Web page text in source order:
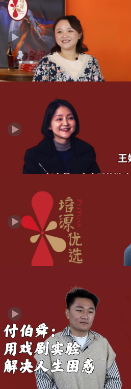
培源优选丨朱虹璇：通过戏剧与观众交
培源优选 | 郝铭&李沛然：创作让我们
培源优选丨王婷：舞台是一个庄严的
培源优选 | 张博：能在戏里活一辈子，